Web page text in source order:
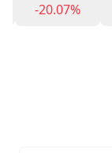
-20.07%